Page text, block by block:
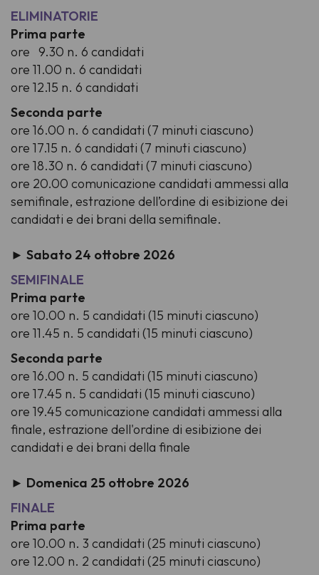
ELIMINATORIE
Prima parte
ore 9.30 n. 6 candidati
ore 11.00 n. 6 candidati
ore 12.15 n. 6 candidati
Seconda parte
ore 16.00 n. 6 candidati (7 minuti ciascuno)
ore 17.15 n. 6 candidati (7 minuti ciascuno)
ore 18.30 n. 6 candidati (7 minuti ciascuno)
ore 20.00 comunicazione candidati ammessi alla
semifinale, estrazione dell’ordine di esibizione dei
candidati e dei brani della semifinale.
► Sabato 24 ottobre 2026
SEMIFINALE
Prima parte
ore 10.00 n. 5 candidati (15 minuti ciascuno)
ore 11.45 n. 5 candidati (15 minuti ciascuno)
Seconda parte
ore 16.00 n. 5 candidati (15 minuti ciascuno)
ore 17.45 n. 5 candidati (15 minuti ciascuno)
ore 19.45 comunicazione candidati ammessi alla
finale, estrazione dell'ordine di esibizione dei
candidati e dei brani della finale
► Domenica 25 ottobre 2026
FINALE
Prima parte
ore 10.00 n. 3 candidati (25 minuti ciascuno)
ore 12.00 n. 2 candidati (25 minuti ciascuno)